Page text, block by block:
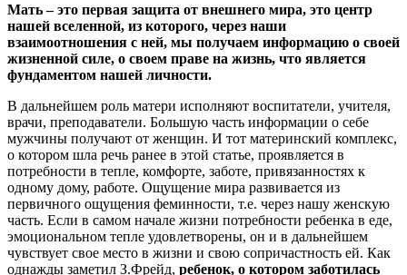
Мать – это первая защита от внешнего мира, это центр
нашей вселенной, из которого, через наши
взаимоотношения с ней, мы получаем информацию о своей
жизненной силе, о своем праве на жизнь, что является
фундаментом нашей личности.
В дальнейшем роль матери исполняют воспитатели, учителя,
врачи, преподаватели. Большую часть информации о себе
мужчины получают от женщин. И тот материнский комплекс,
о котором шла речь ранее в этой статье, проявляется в
потребности в тепле, комфорте, заботе, привязанностях к
одному дому, работе. Ощущение мира развивается из
первичного ощущения феминности, т.е. через нашу женскую
часть. Если в самом начале жизни потребности ребенка в еде,
эмоциональном тепле удовлетворены, он и в дальнейшем
чувствует свое место в жизни и свою сопричастность ей. Как
однажды заметил З.Фрейд, ребенок, о котором заботилась